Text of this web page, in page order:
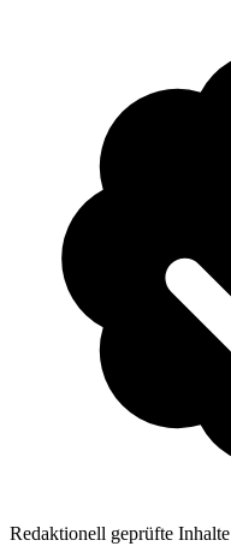
Redaktionell geprüfte Inhalte